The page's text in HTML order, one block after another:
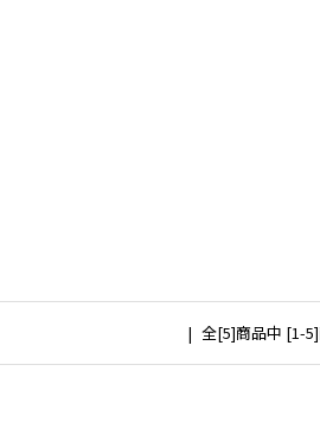
全[5]商品中 [1-